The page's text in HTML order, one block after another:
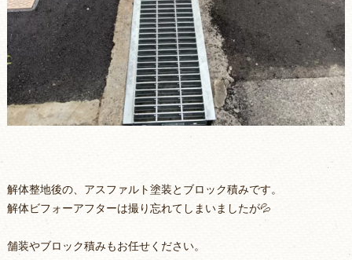
解体整地後の、アスファルト塗装とブロック積みです。
解体ビフォーアフターは撮り忘れてしまいましたが💦
舗装やブロック積みもお任せください。